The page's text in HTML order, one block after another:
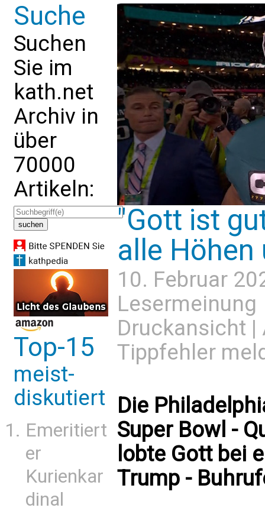
Suche
Suchen
Sie im
kath.net
Archiv in
über
70000
Artikeln:
Top-15
meist-
diskutiert
Emeritiert
er
Kurienkar
dinal
"Gott ist
alle Höhen
10. Februar
Lesermeinung
Druckansicht |
Tippfehler
Die
Super Bowl -
lobte Gott bei
Trump -